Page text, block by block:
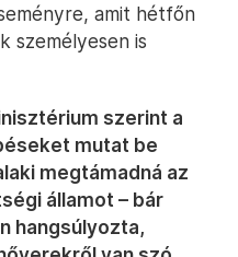
amit hétfőn
személyesen is
szerint a
mutat be
megtámadná az
államot – bár
hangsúlyozta,